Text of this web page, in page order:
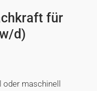
für
d)
maschinell